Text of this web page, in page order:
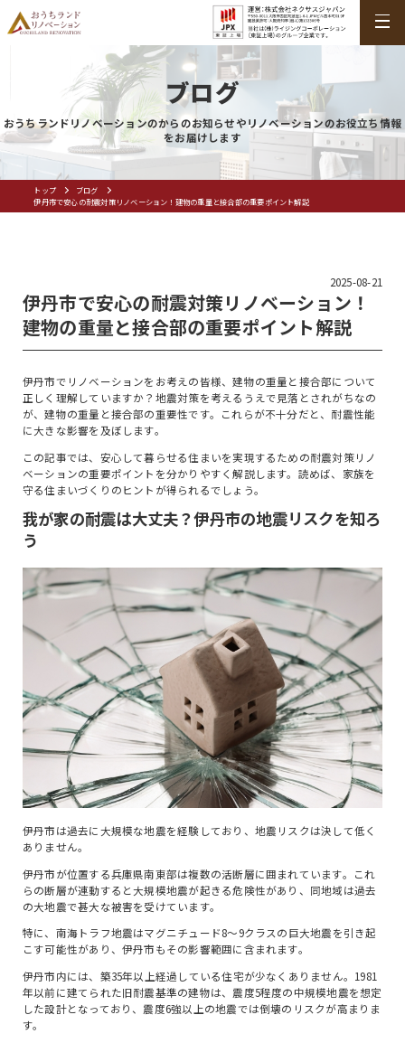
ブログ
おうちランドリノベーションのからのお知らせやリノベーションのお役立ち情報
をお届けします
トップ
ブログ
伊丹市で安心の耐震対策リノベーション！建物の重量と接合部の重要ポイント解説
2025-08-21
伊丹市で安心の耐震対策リノベーション！
建物の重量と接合部の重要ポイント解説
伊丹市でリノベーションをお考えの皆様、建物の重量と接合部について
正しく理解していますか？地震対策を考えるうえで見落とされがちなの
が、建物の重量と接合部の重要性です。これらが不十分だと、耐震性能
に大きな影響を及ぼします。
この記事では、安心して暮らせる住まいを実現するための耐震対策リノ
ベーションの重要ポイントを分かりやすく解説します。読めば、家族を
守る住まいづくりのヒントが得られるでしょう。
我が家の耐震は大丈夫？伊丹市の地震リスクを知ろ
う
伊丹市は過去に大規模な地震を経験しており、地震リスクは決して低く
ありません。
伊丹市が位置する兵庫県南東部は複数の活断層に囲まれています。これ
らの断層が連動すると大規模地震が起きる危険性があり、同地域は過去
の大地震で甚大な被害を受けています。
特に、南海トラフ地震はマグニチュード8～9クラスの巨大地震を引き起
こす可能性があり、伊丹市もその影響範囲に含まれます。
伊丹市内には、築35年以上経過している住宅が少なくありません。1981
年以前に建てられた旧耐震基準の建物は、震度5程度の中規模地震を想定
した設計となっており、震度6強以上の地震では倒壊のリスクが高まりま
す。